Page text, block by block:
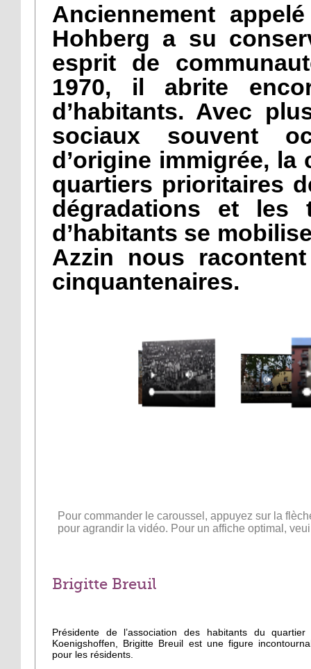
Anciennement
Hohberg a su
esprit de
1970, il abrite
d’habitants. Avec
sociaux souvent
d’origine immigrée, la
quartiers prioritaires
dégradations et les
d’habitants se
Azzin nous
cinquantenaires.
Brigitte Breuil
Présidente de l’association des habitants du quartier
Koenigshoffen, Brigitte Breuil est une figure
pour les résidents.